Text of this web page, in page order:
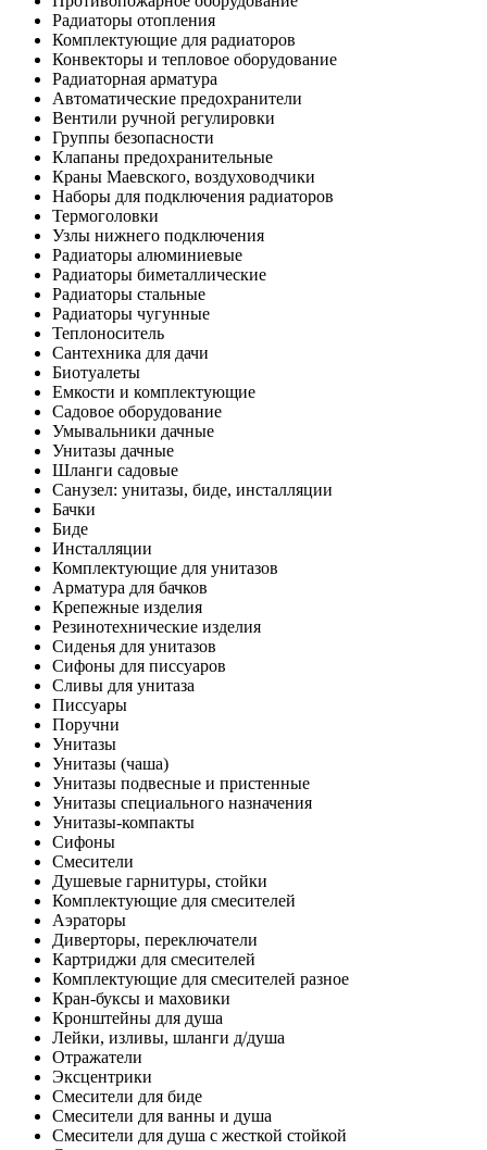
Радиаторы отопления
Комплектующие для радиаторов
Конвекторы и тепловое оборудование
Радиаторная арматура
Автоматические предохранители
Вентили ручной регулировки
Группы безопасности
Клапаны предохранительные
Краны Маевского, воздуховодчики
Наборы для подключения радиаторов
Термоголовки
Узлы нижнего подключения
Радиаторы алюминиевые
Радиаторы биметаллические
Радиаторы стальные
Радиаторы чугунные
Теплоноситель
Сантехника для дачи
Биотуалеты
Емкости и комплектующие
Садовое оборудование
Умывальники дачные
Унитазы дачные
Шланги садовые
Санузел: унитазы, биде, инсталляции
Бачки
Биде
Инсталляции
Комплектующие для унитазов
Арматура для бачков
Крепежные изделия
Резинотехнические изделия
Сиденья для унитазов
Сифоны для писсуаров
Сливы для унитаза
Писсуары
Поручни
Унитазы
Унитазы (чаша)
Унитазы подвесные и пристенные
Унитазы специального назначения
Унитазы-компакты
Сифоны
Смесители
Душевые гарнитуры, стойки
Комплектующие для смесителей
Аэраторы
Диверторы, переключатели
Картриджи для смесителей
Комплектующие для смесителей разное
Кран-буксы и маховики
Кронштейны для душа
Лейки, изливы, шланги д/душа
Отражатели
Эксцентрики
Смесители для биде
Смесители для ванны и душа
Смесители для душа с жесткой стойкой